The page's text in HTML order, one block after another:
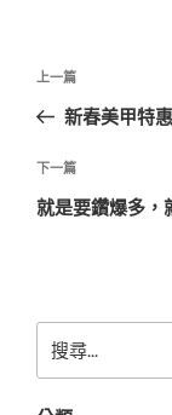
文
導
覽
上
一
文
章
上一篇
新春美甲特
下
一
下一篇
就是要鑽爆多，
尋